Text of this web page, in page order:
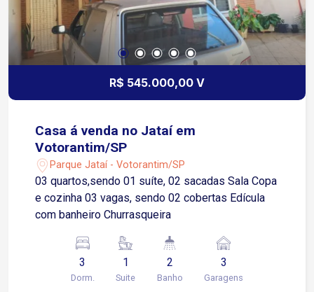
R$ 545.000,00 V
Casa á venda no Jataí em
Votorantim/SP
Parque Jataí - Votorantim/SP
03 quartos,sendo 01 suíte, 02 sacadas Sala Copa
e cozinha 03 vagas, sendo 02 cobertas Edícula
com banheiro Churrasqueira
3
Dorm.
1
Suite
2
Banho
3
Garagens